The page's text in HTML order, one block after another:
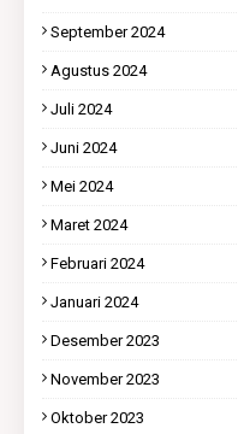
September 2024
Agustus 2024
Juli 2024
Juni 2024
Mei 2024
Maret 2024
Februari 2024
Januari 2024
Desember 2023
November 2023
Oktober 2023